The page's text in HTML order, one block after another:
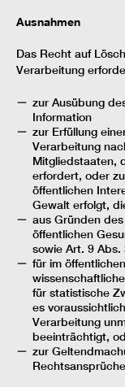
Ausnahmen
Das Recht auf
Verarbeitung
zur Ausübung
Information
zur Erfüllung
Verarbeitung
Mitgliedstaaten,
erfordert, oder
öffentlichen
Gewalt erfolgt,
aus Gründen
öffentlichen
sowie Art. 9 Abs.
für im
für statistische
es
Verarbeitung
beeinträchtigt,
zur